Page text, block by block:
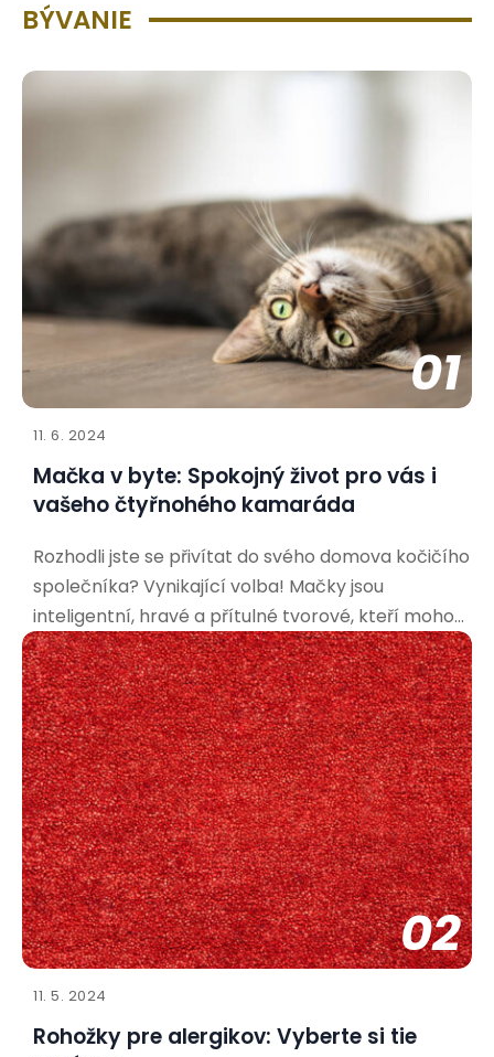
BÝVANIE
01
11. 6. 2024
Mačka v byte: Spokojný život pro vás i
vašeho čtyřnohého kamaráda
Rozhodli jste se přivítat do svého domova kočičího
společníka? Vynikající volba! Mačky jsou
inteligentní, hravé a přítulné tvorové, kteří mohou
přinést do vašeho života spoustu radosti. Aby bylo
soužití co nejpříjemnější pro vás i vašeho nového
spolubydlícího, je důležité připravit se a vytvořit
mu vhodné
02
11. 5. 2024
Rohožky pre alergikov: Vyberte si tie